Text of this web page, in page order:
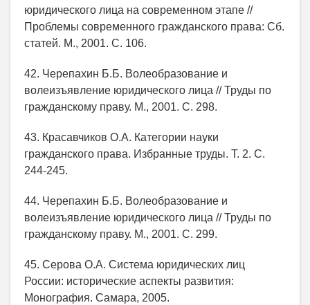
юридического лица на современном этапе //
Проблемы современного гражданского права: Сб.
статей. М., 2001. С. 106.
42. Черепахин Б.Б. Волеобразование и
волеизъявление юридического лица // Труды по
гражданскому праву. М., 2001. С. 298.
43. Красавчиков О.А. Категории науки
гражданского права. Избранные труды. Т. 2. С.
244-245.
44. Черепахин Б.Б. Волеобразование и
волеизъявление юридического лица // Труды по
гражданскому праву. М., 2001. С. 299.
45. Серова О.А. Система юридических лиц
России: исторические аспекты развития:
Монография. Самара, 2005.